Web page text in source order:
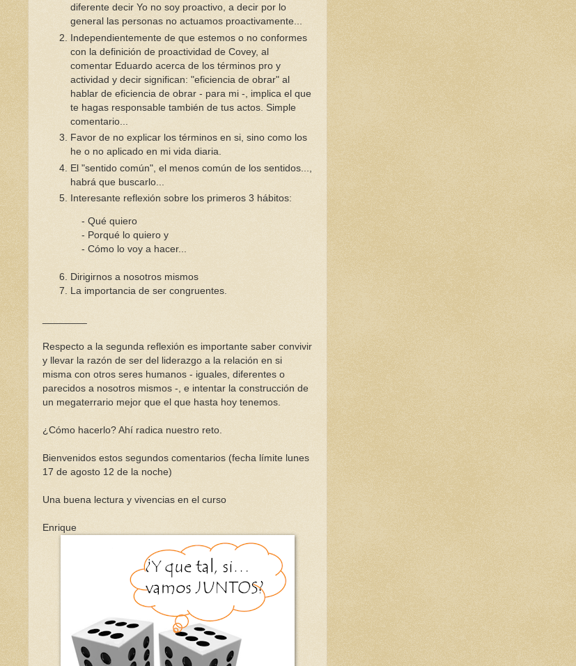
diferente decir Yo no soy proactivo, a decir por lo
general las personas no actuamos proactivamente...
Independientemente de que estemos o no conformes
con la definición de proactividad de Covey, al
comentar Eduardo acerca de los términos pro y
actividad y decir significan: "eficiencia de obrar" al
hablar de eficiencia de obrar - para mi -, implica el que
te hagas responsable también de tus actos. Simple
comentario...
Favor de no explicar los términos en si, sino como los
he o no aplicado en mi vida diaria.
El "sentido común", el menos común de los sentidos...,
habrá que buscarlo...
Interesante reflexión sobre los primeros 3 hábitos:
- Qué quiero
- Porqué lo quiero y
- Cómo lo voy a hacer...
6. Dirigirnos a nosotros mismos
7. La importancia de ser congruentes.
Respecto a la segunda reflexión es importante saber convivir
y llevar la razón de ser del liderazgo a la relación en si
misma con otros seres humanos - iguales, diferentes o
parecidos a nosotros mismos -, e intentar la construcción de
un megaterrario mejor que el que hasta hoy tenemos.
¿Cómo hacerlo? Ahí radica nuestro reto.
Bienvenidos estos segundos comentarios (fecha límite lunes
17 de agosto 12 de la noche)
Una buena lectura y vivencias en el curso
Enrique